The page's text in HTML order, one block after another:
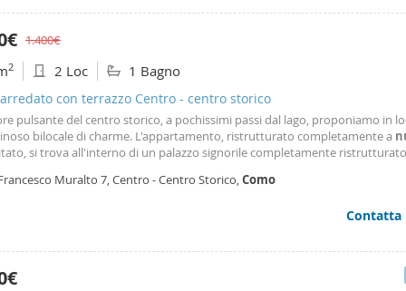
1.400€
2 2 Loc 1 Bagno
con terrazzo Centro - centro storico
pulsante del centro storico, a pochissimi passi dal lago, proponiamo in
bilocale di charme. L'appartamento, ristrutturato completamente a
si trova all'interno di un palazzo signorile completamente
mentre la
Muralto 7, Centro - Centro Storico,Como
Contatta